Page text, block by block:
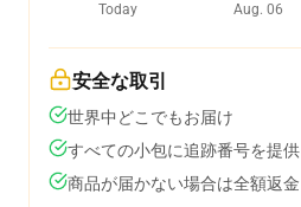
Today
Aug. 06
安全な取引
世界中どこでもお届け
すべての小包に追跡番号を提供
商品が届かない場合は全額返金